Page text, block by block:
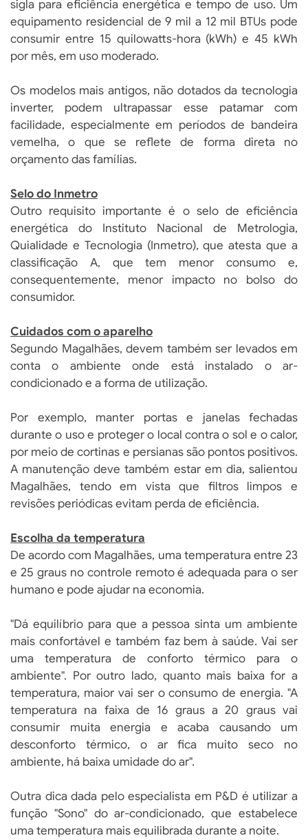
sigla para eficiência energética e tempo de uso. Um
equipamento residencial de 9 mil a 12 mil BTUs pode
consumir entre 15 quilowatts-hora (kWh) e 45 kWh
por mês, em uso moderado.
Os modelos mais antigos, não dotados da tecnologia
inverter, podem ultrapassar esse patamar com
facilidade, especialmente em períodos de bandeira
vemelha, o que se reflete de forma direta no
orçamento das famílias.
Selo do Inmetro
Outro requisito importante é o selo de eficiência
energética do Instituto Nacional de Metrologia,
Quialidade e Tecnologia (Inmetro), que atesta que a
classificação A, que tem menor consumo e,
consequentemente, menor impacto no bolso do
consumidor.
Cuidados com o aparelho
Segundo Magalhães, devem também ser levados em
conta o ambiente onde está instalado o ar-
condicionado e a forma de utilização.
Por exemplo, manter portas e janelas fechadas
durante o uso e proteger o local contra o sol e o calor,
por meio de cortinas e persianas são pontos positivos.
A manutenção deve também estar em dia, salientou
Magalhães, tendo em vista que filtros limpos e
revisões periódicas evitam perda de eficiência.
Escolha da temperatura
De acordo com Magalhães, uma temperatura entre 23
e 25 graus no controle remoto é adequada para o ser
humano e pode ajudar na economia.
"Dá equilíbrio para que a pessoa sinta um ambiente
mais confortável e também faz bem à saúde. Vai ser
uma temperatura de conforto térmico para o
ambiente". Por outro lado, quanto mais baixa for a
temperatura, maior vai ser o consumo de energia. "A
temperatura na faixa de 16 graus a 20 graus vai
consumir muita energia e acaba causando um
desconforto térmico, o ar fica muito seco no
ambiente, há baixa umidade do ar".
Outra dica dada pelo especialista em P&D é utilizar a
função "Sono" do ar-condicionado, que estabelece
uma temperatura mais equilibrada durante a noite.